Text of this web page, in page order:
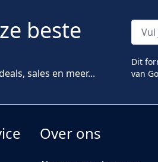
beste
sales en meer...
Dit
van
Over ons